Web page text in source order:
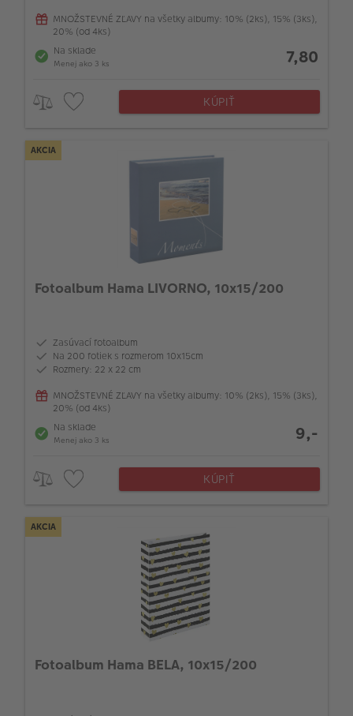
MNOŽSTEVNÉ ZĽAVY na všetky albumy: 10% (2ks), 15% (3ks),
20% (od 4ks)
Na sklade
Menej ako 3 ks 7,80
KÚPIŤ
AKCIA
Fotoalbum Hama LIVORNO, 10x15/200
Zasúvací fotoalbum
Na 200 fotiek s rozmerom 10x15cm
Rozmery: 22 x 22 cm
MNOŽSTEVNÉ ZĽAVY na všetky albumy: 10% (2ks), 15% (3ks),
20% (od 4ks)
Na sklade
Menej ako 3 ks 9,-
KÚPIŤ
AKCIA
Fotoalbum Hama BELA, 10x15/200